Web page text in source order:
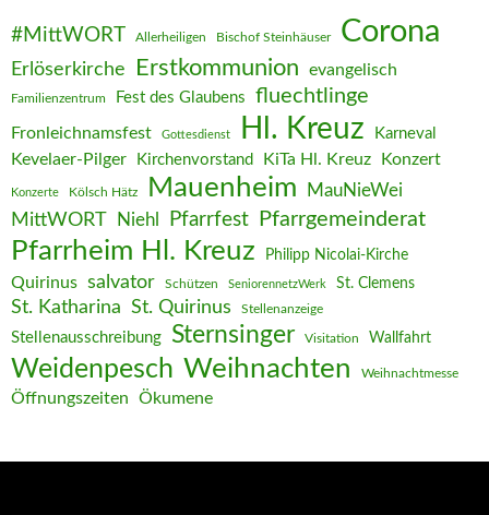
#MittWORT Allerheiligen Bischof Steinhäuser Corona
Erlöserkirche Erstkommunion evangelisch
Familienzentrum Fest des Glaubens fluechtlinge
Fronleichnamsfest Gottesdienst Hl. Kreuz Karneval
Kevelaer-Pilger Kirchenvorstand KiTa Hl. Kreuz Konzert
Konzerte Kölsch Hätz Mauenheim MauNieWei
MittWORT Niehl Pfarrfest Pfarrgemeinderat
Pfarrheim Hl. Kreuz Philipp Nicolai-Kirche
Quirinus salvator Schützen SeniorennetzWerk St. Clemens
St. Katharina St. Quirinus Stellenanzeige
Stellenausschreibung Sternsinger Visitation Wallfahrt
Weidenpesch Weihnachten Weihnachtmesse
Öffnungszeiten Ökumene